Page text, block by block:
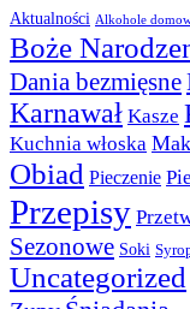
Aktualności Alkohole
Boże
Dania bezmięsne
Karnawał Kasze
Kuchnia włoska
Obiad Pieczenie
Przepisy
Sezonowe Soki
Uncategorized